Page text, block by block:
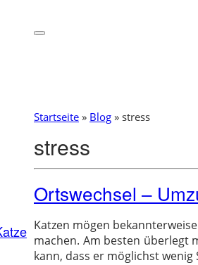
Startseite » Blog » stress
stress
Ortswechsel –
Katzen mögen
machen. Am besten überlegt
kann, dass er möglichst